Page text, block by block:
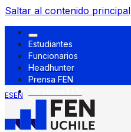
Saltar al contenido principal
Estudiantes
Funcionarios
Headhunter
Prensa FEN
ESEN